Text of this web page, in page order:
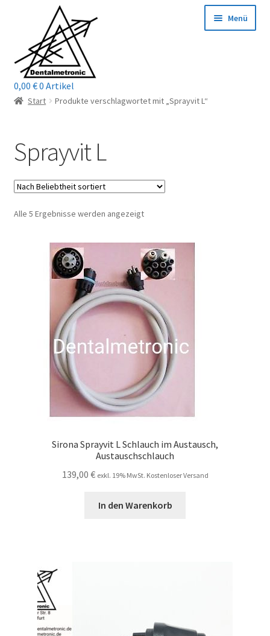
Navigation
springen
springen
Menü
Home
Mein Konto / Login
Kontakt
Reparaturservice
Wichtige Infos
Warenkorb
Stellenangebote
0,00 €0 Artikel
Start Produkte verschlagwortet mit „Sprayvit L“
Sprayvit L
Alle 5 Ergebnisse werden angezeigtNach
Sirona Sprayvit L Schlauch im Austausch,
Austauschschlauch
139,00 € exkl. 19% MwSt. Kostenloser Versand
In den Warenkorb